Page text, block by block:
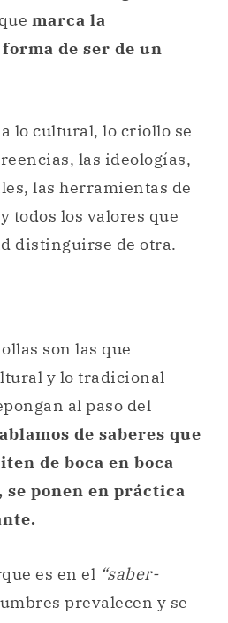
marca la
de ser de un
lo cultural, lo criollo se
las ideologías,
las herramientas de
todos los valores que
distinguirse de otra.
son las que
y lo tradicional
al paso del
de saberes que
de boca en boca
se ponen en práctica
es en el “saber-
prevalecen y se